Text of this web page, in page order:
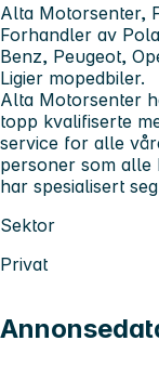
Alta Motorsenter,
Forhandler av
Benz, Peugeot,
Ligier mopedbiler.
Alta Motorsenter
topp kvalifiserte
service for alle
personer som alle
har spesialisert
Sektor
Privat